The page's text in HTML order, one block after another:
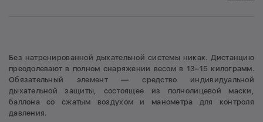
Без натренированной дыхательной системы никак. Дистанцию
преодолевают в полном снаряжении весом в 13–15 килограмм.
Обязательный элемент — средство индивидуальной
дыхательной защиты, состоящее из полнолицевой маски,
баллона со сжатым воздухом и манометра для контроля
давления.